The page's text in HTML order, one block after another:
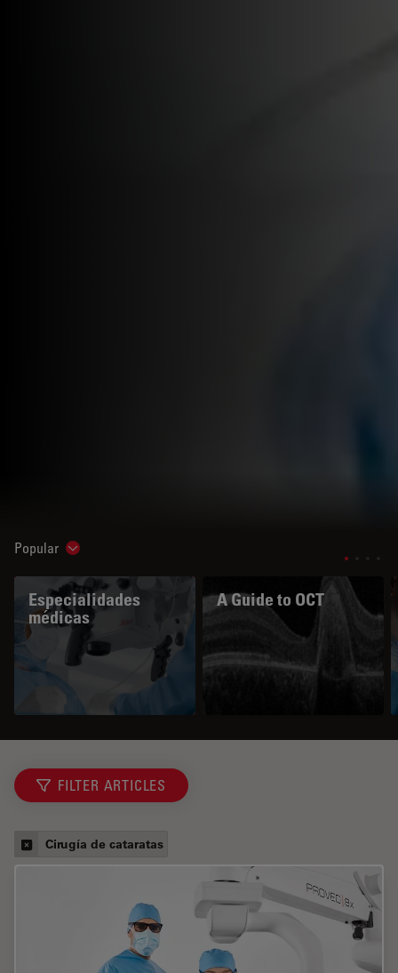
Popular Show subnavigation
Especialidades
médicas
A Guide to OCT
FILTER ARTICLES
Cirugía de cataratas